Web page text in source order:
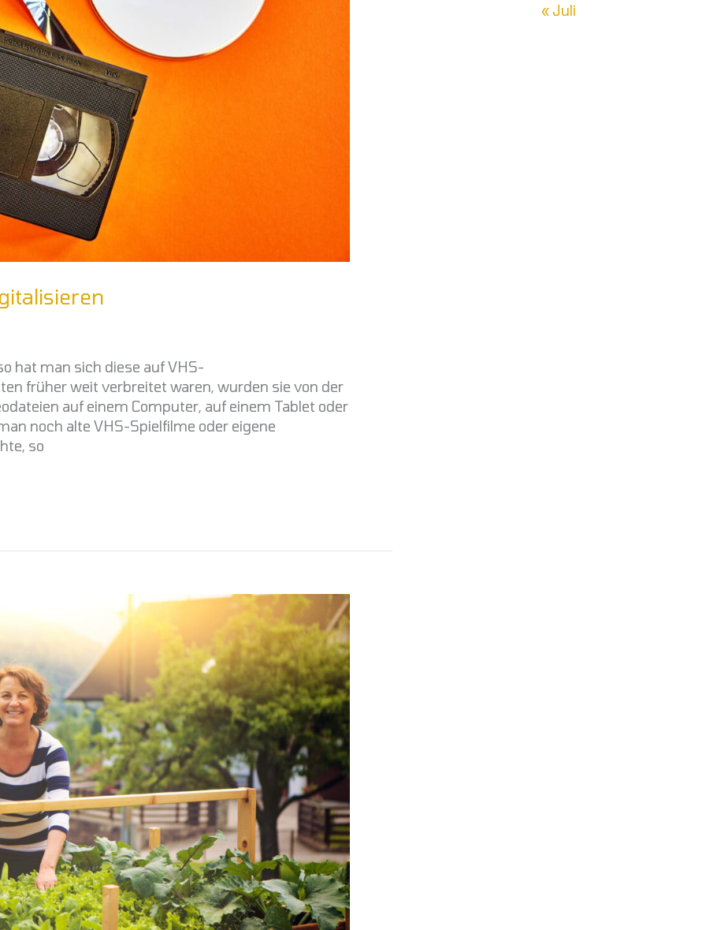
hat man sich diese auf VHS-
früher weit verbreitet waren, wurden sie von der
auf einem Computer, auf einem Tablet oder
noch alte VHS-Spielfilme oder eigene
so
« Juli